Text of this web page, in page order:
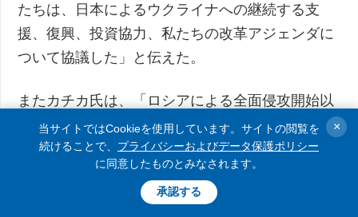
たちは、日本によるウクライナへの継続する支
援、復興、投資協力、私たちの改革アジェンダに
ついて協議した」と伝えた。
またカチカ氏は、「ロシアによる全面侵攻開始以
来の揺るぎない支援とウクライナの復興と強靭性
への強力な支援に対して、日本に感謝している」
と表明した。
当サイトではCookieを使用しています。サイトの閲覧を
続けることで、 プライバシーおよびデータ保護ポリシー
に同意したものとみなされます。
承認する
×